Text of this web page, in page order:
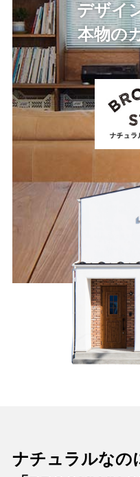
デザイ
本物の
ナチュラルなの